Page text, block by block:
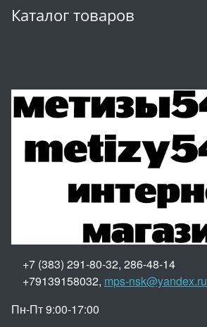
Каталог товаров
+7 (383) 291-80-32, 286-48-14
+79139158032, mps-nsk@yandex.ru
Пн-Пт 9:00-17:00